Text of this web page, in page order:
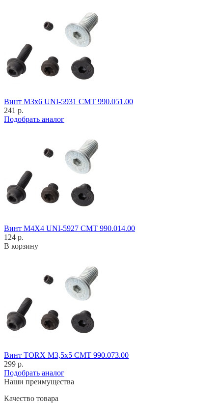
Винт M3x6 UNI-5931 CMT 990.051.00
241 р.
Подобрать аналог
Винт M4X4 UNI-5927 CMT 990.014.00
124 р.
В корзину
Винт TORX M3,5x5 CMT 990.073.00
299 р.
Подобрать аналог
Наши преимущества
Качество товара